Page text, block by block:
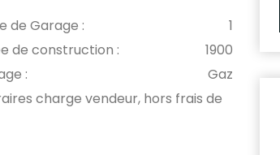
de Garage :
1
de construction :
1900
:
Gaz
charge vendeur, hors frais de